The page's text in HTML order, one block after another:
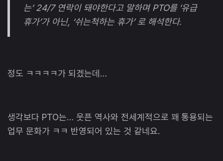
는’ 24/7 연락이 돼야한다고 말하며 PTO를 ‘유급
휴가’가 아닌, ‘쉬는척하는 휴가’ 로 해석한다.
정도 ㅋㅋㅋㅋ가 되겠는데…
생각보다 PTO는… 웃픈 역사와 전세계적으로 꽤 통용되는
업무 문화가 ㅋㅋ 반영되어 있는 것 같네요.